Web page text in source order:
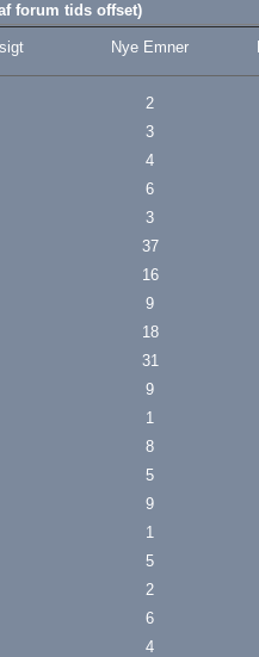
forum tids offset)
Nye Emner
2
3
4
6
3
37
16
9
18
31
9
1
8
5
9
1
5
2
6
4